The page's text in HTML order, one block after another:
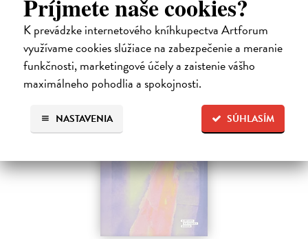
Príjmete naše cookies?
K prevádzke internetového kníhkupectva Artforum
využívame cookies slúžiace na zabezpečenie a meranie
funkčnosti, marketingové účely a zaistenie vášho
maximálneho pohodlia a spokojnosti.
SÚHLASÍM
NASTAVENIA
12,30 €
12,95 €